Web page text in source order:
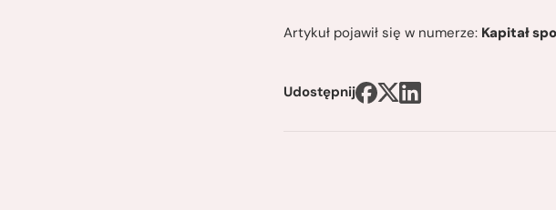
Artykuł pojawił się w numerze: Kapitał
Udostępnij